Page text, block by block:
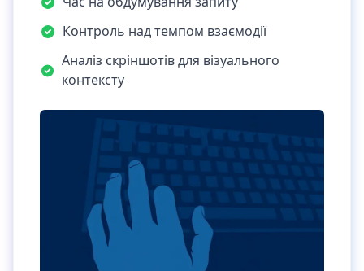
Контроль над темпом взаємодії
Аналіз скріншотів для візуального
контексту